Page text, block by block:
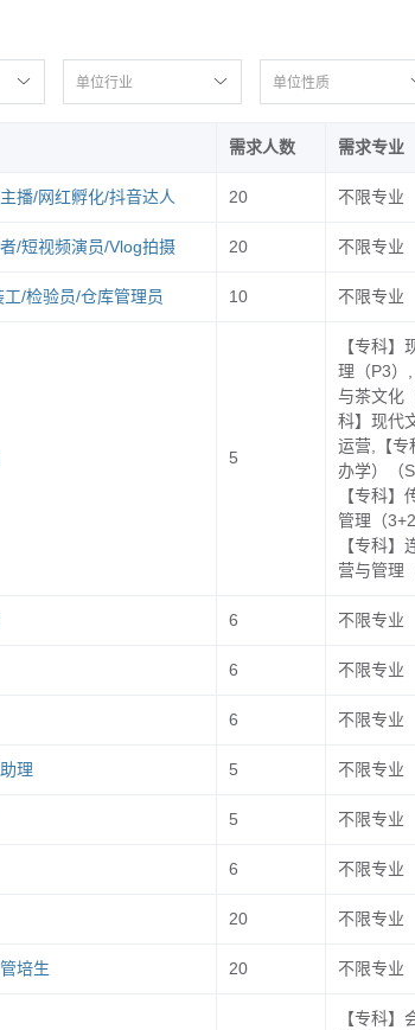
的用人单位
月25日16：00前登录我校就业创业网（
注册成为会员。注册后
块，选择“浙江经贸职业技术学院“宏志
或短信告知，
次招聘会进校招聘。
，请在
日前来电通知，以便我们
禁传销招聘、虚假招聘等欺诈行为，参
理招聘工作人员，规范招聘行为，如
单位行业 单位性质
需求人数 需求专业
播/网红孵化/抖音达人 20 不限专业
/短视频演员/Vlog拍摄 20 不限专业
/检验员/仓库管理员 10 不限专业
5
【专科
理（P3）
与茶文化
科】现代
运营,【专
办学）（
【专科
管理（
【专科
营与管理
6 不限专业
6 不限专业
6 不限专业
理 5 不限专业
5 不限专业
6 不限专业
20 不限专业
培生 20 不限专业
【专科